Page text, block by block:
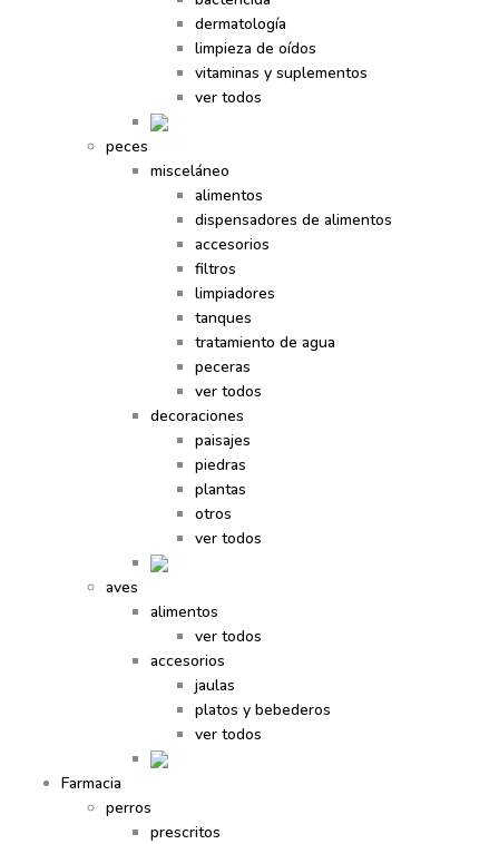
dermatología
limpieza de oídos
vitaminas y suplementos
ver todos
peces
misceláneo
alimentos
dispensadores de alimentos
accesorios
filtros
limpiadores
tanques
tratamiento de agua
peceras
ver todos
decoraciones
paisajes
piedras
plantas
otros
ver todos
aves
alimentos
ver todos
accesorios
jaulas
platos y bebederos
ver todos
Farmacia
perros
prescritos